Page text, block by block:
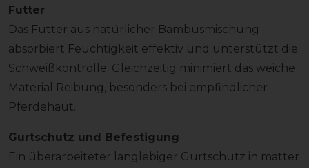
Futter
Das Futter aus natürlicher Bambusmischung
absorbiert Feuchtigkeit effektiv und unterstützt die
Schweißkontrolle. Gleichzeitig minimiert das weiche
Material Reibung, besonders bei empfindlicher
Pferdehaut.
Gurtschutz und Befestigung
Ein überarbeiteter langlebiger Gurtschutz in matter